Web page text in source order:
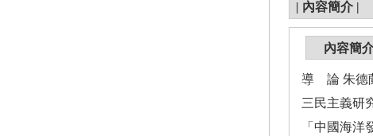
| 內容簡介 |
內容簡
導 論 朱德
三民主義研
「中國海